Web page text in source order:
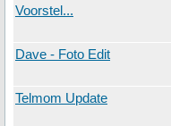
Voorstel...
Dave - Foto Edit
Telmom Update